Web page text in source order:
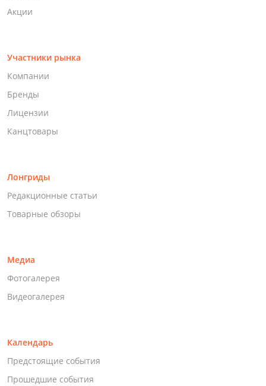
Акции
Участники рынка
Компании
Бренды
Лицензии
Канцтовары
Лонгриды
Редакционные статьи
Товарные обзоры
Медиа
Фотогалерея
Видеогалерея
Календарь
Предстоящие события
Прошедшие события